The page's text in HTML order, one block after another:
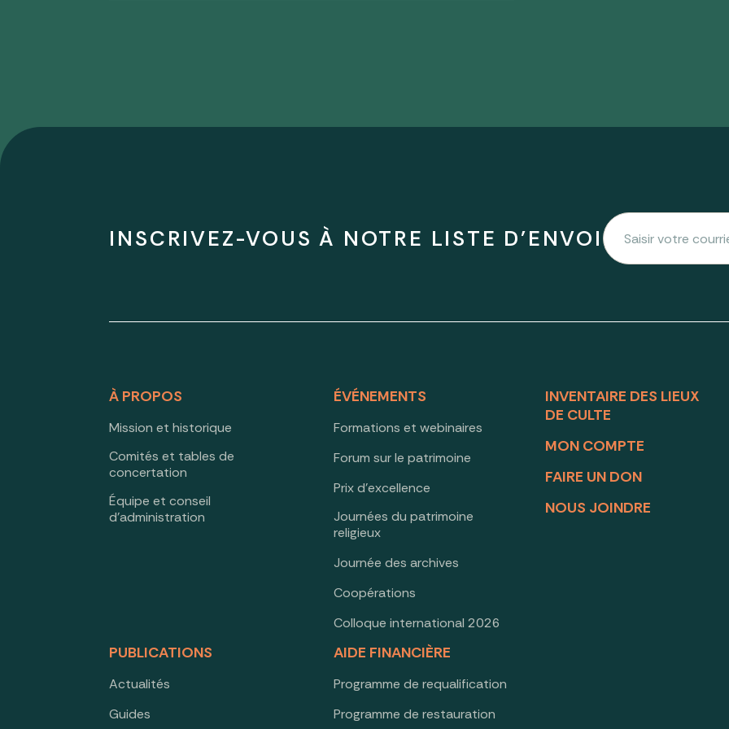
INSCRIVEZ-VOUS À NOTRE LISTE D'ENVOI
À PROPOS
Mission et historique
Comités et tables de
concertation
Équipe et conseil
d’administration
ÉVÉNEMENTS
Formations et webinaires
Forum sur le patrimoine
Prix d’excellence
Journées du patrimoine
religieux
Journée des archives
Coopérations
Colloque international 2026
PUBLICATIONS
Actualités
Guides
AIDE FINANCIÈRE
Programme de requalification
Programme de restauration
INVENTAIRE DES LIEUX
DE CULTE
MON COMPTE
FAIRE UN DON
NOUS JOINDRE